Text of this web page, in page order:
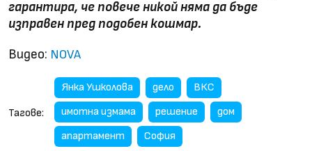
гарантира, че повече никой няма да бъде
изправен пред подобен кошмар.
Видео: NOVA
Тагове:
Янка Ушколова дело
ВКС
имотна измама
решение
дом
апартамент
София